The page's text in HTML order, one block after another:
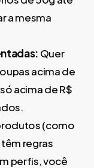
a mesma
Quer
acima de
acima de R$
(como
regras
perfis, você